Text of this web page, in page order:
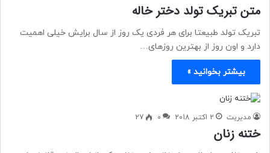
متن تبریک تولد دختر خاله
تبریک تولد طبیعتا برای هر فردی یک روز از سال برایش خیلی اهمیت
دارد و اون روز از بهترین روزهای…
بیشتر بخوانید »
مدیریت 2 اکتبر 2018 0
27
ختنه زنان